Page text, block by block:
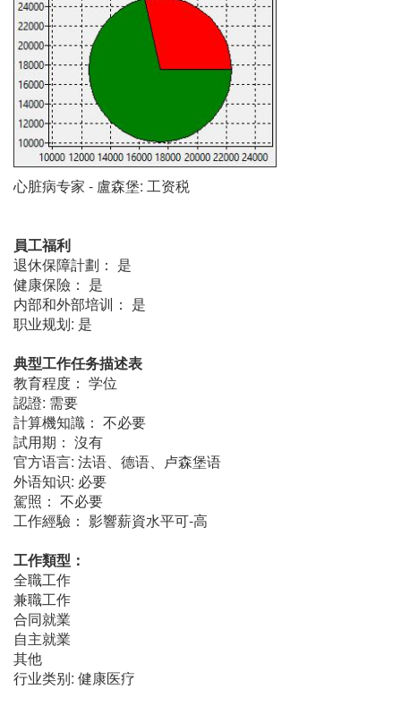
心脏病专家 - 盧森堡: 工资税
員工福利
退休保障計劃： 是
健康保險： 是
内部和外部培训： 是
职业规划: 是
典型工作任务描述表
教育程度： 学位
認證: 需要
計算機知識： 不必要
試用期： 沒有
官方语言: 法语、德语、卢森堡语
外语知识: 必要
駕照： 不必要
工作經驗： 影響薪資水平可-高
工作類型：
全職工作
兼職工作
合同就業
自主就業
其他
行业类别: 健康医疗